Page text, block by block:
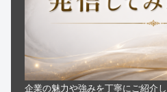
企業の魅力や強みを丁寧にご紹介